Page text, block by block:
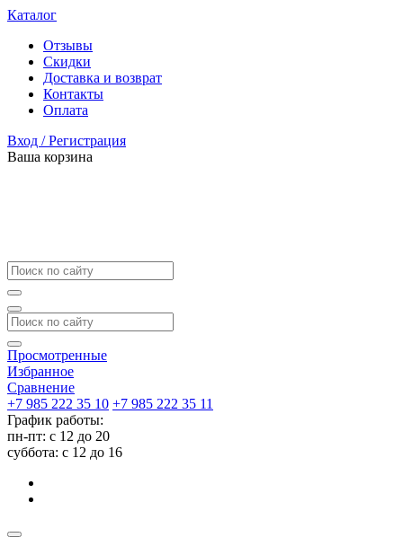
Каталог
Отзывы
Скидки
Доставка и возврат
Контакты
Оплата
Вход / Регистрация
Ваша корзина
Просмотренные
Избранное
Сравнение
+7 985 222 35 10 +7 985 222 35 11
График работы:
пн-пт: с 12 до 20
суббота: c 12 до 16